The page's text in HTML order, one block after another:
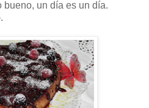
bueno, un día es un día.